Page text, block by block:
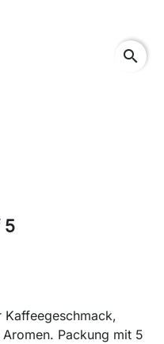
search
5
Kaffeegeschmack,
Packung mit 5